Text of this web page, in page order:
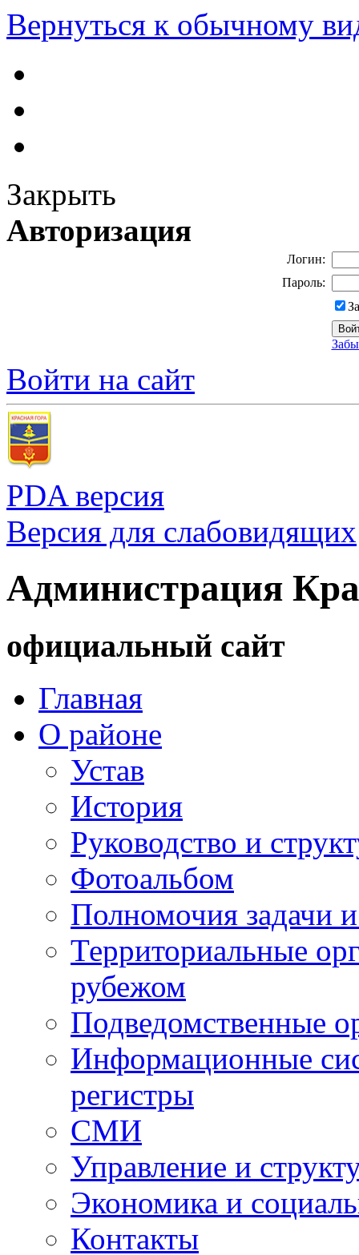
Вернуться к обычному
Закрыть
Авторизация
Логин:
Пароль:
Войти на сайт
PDA версия
Версия для слабовидящих
Администрация
официальный сайт
Главная
О районе
Устав
История
Руководство и
Фотоальбом
Полномочия задачи
Территориальные
рубежом
Подведомственные
Информационные
регистры
СМИ
Управление и
Экономика и
Контакты